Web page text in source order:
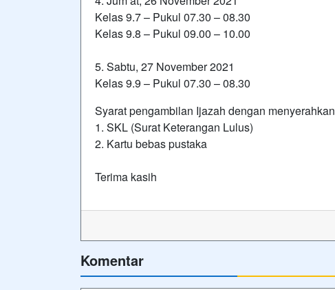
Kelas 9.7 – Pukul 07.30 – 08.30
Kelas 9.8 – Pukul 09.00 – 10.00
5. Sabtu, 27 November 2021
Kelas 9.9 – Pukul 07.30 – 08.30
Syarat pengambilan Ijazah dengan menyerahkan
1. SKL (Surat Keterangan Lulus)
2. Kartu bebas pustaka
Terima kasih
Komentar